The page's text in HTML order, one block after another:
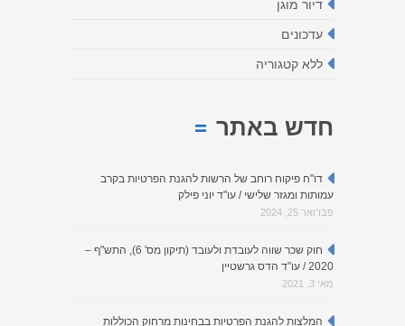
דיור מוגן
עדכונים
ללא קטגוריה
חדש באתר
דו"ח פיקוח רוחב של הרשות להגנת הפרטיות בקרב
עמותות ומגזר שלישי / עו"ד יוני פילק
פברואר 25, 2024
חוק שכר שווה לעובדת ולעובד (תיקון מס' 6), התש"ף –
2020 / עו"ד הדס גרשטיין
מאי 3, 2021
המלצות להגנת הפרטיות בבחינות מרחוק הכוללות